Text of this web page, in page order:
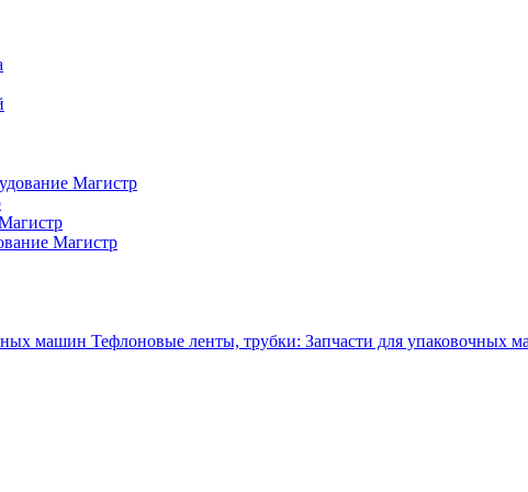
Магистр
Магистр
Тефлоновые ленты, трубки: Запчасти для упаковочных